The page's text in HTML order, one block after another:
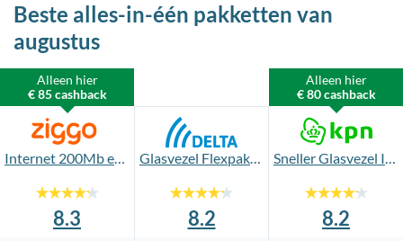
Beste alles-in-één pakketten van
augustus
Alleen hier
€ 85 cashback
Alleen hier
€ 80 cashback
Internet 200Mb en TV Start & Bellen
8.3
Glasvezel Flexpakket 500Mb + TV App & Vast bellen
8.2
Sneller Glasvezel Internet en TV + Bellen
8.2